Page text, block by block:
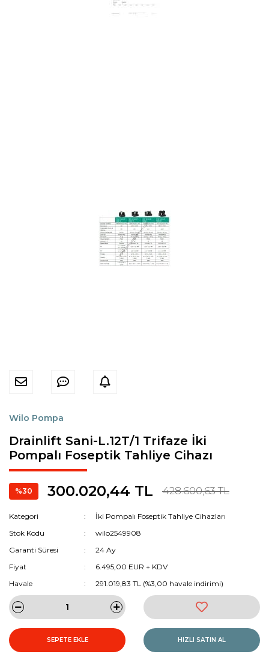
Wilo Pompa
Drainlift Sani-L.12T/1 Trifaze İki
Pompalı Foseptik Tahliye Cihazı
%30 300.020,44 TL 428.600,63 TL
Kategori
İki Pompalı Foseptik Tahliye Cihazları
Stok Kodu
wilo2549908
Garanti Süresi
24 Ay
Fiyat
6.495,00 EUR + KDV
Havale
291.019,83 TL (%3,00 havale indirimi)
SEPETE EKLE HIZLI SATIN AL